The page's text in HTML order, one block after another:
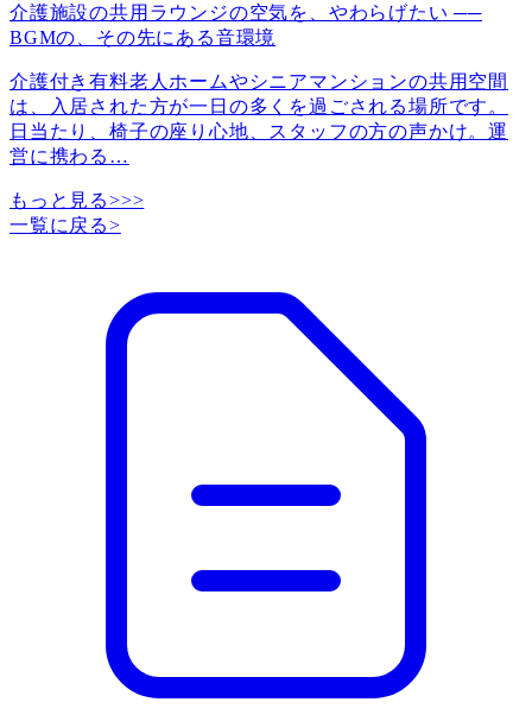
介護施設の共用ラウンジの空気を、やわらげたい ──
BGMの、その先にある音環境
介護付き有料老人ホームやシニアマンションの共用空間
は、入居された方が一日の多くを過ごされる場所です。
日当たり、椅子の座り心地、スタッフの方の声かけ。運
営に携わる …
もっと見る>>>
一覧に戻る>